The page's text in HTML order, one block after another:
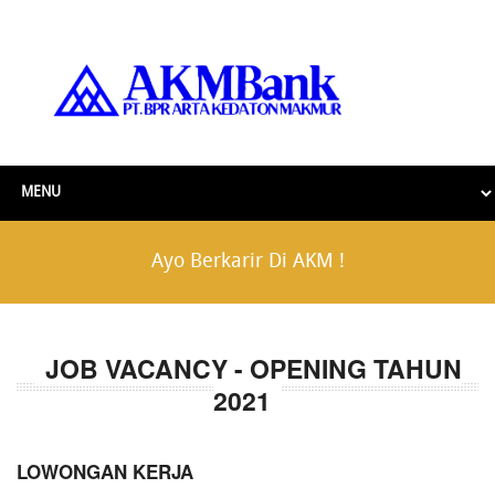
Ayo Berkarir Di AKM !
JOB VACANCY - OPENING TAHUN
2021
LOWONGAN KERJA